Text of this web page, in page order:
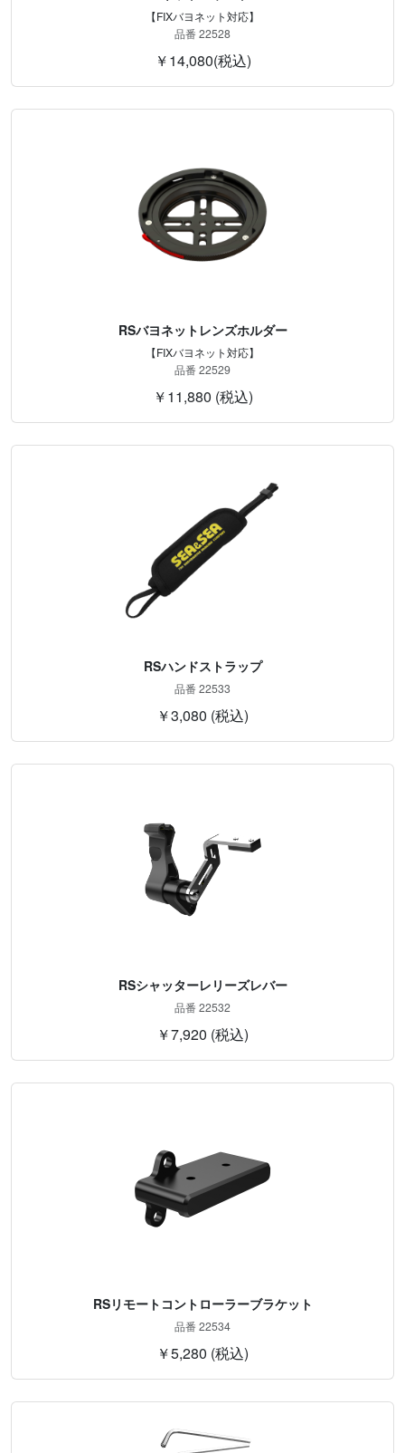
【FIXバヨネット対応】
品番 22528
￥14,080(税込)
RSバヨネットレンズホルダー
【FIXバヨネット対応】
品番 22529
￥11,880 (税込)
RSハンドストラップ
品番 22533
￥3,080 (税込)
RSシャッターレリーズレバー
品番 22532
￥7,920 (税込)
RSリモートコントローラーブラケット
品番 22534
￥5,280 (税込)